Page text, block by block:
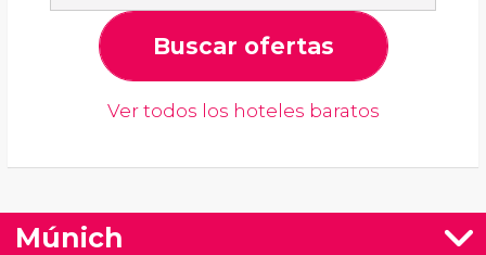
Buscar ofertas
Ver todos los hoteles baratos
Múnich